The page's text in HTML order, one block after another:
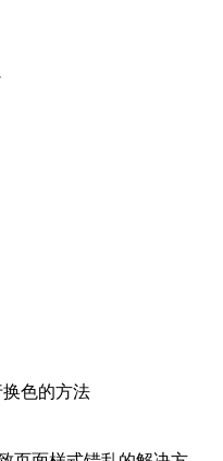
色的方法